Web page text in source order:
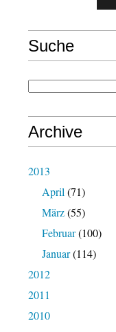
Suche
Archive
2013
April (71)
März(55)
Februar(100)
Januar(114)
2012
2011
2010